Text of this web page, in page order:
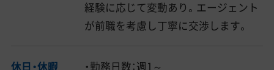
経験に応じて変動あり。エージェント
が前職を考慮し丁寧に交渉します。
休日・休暇
・勤務日数：週1～